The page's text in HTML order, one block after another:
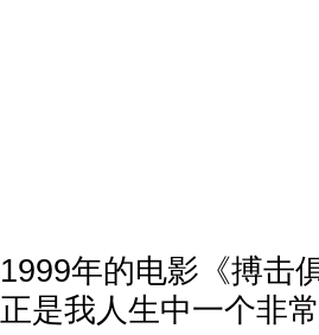
1999年的电影《搏击
正是我人生中一个非